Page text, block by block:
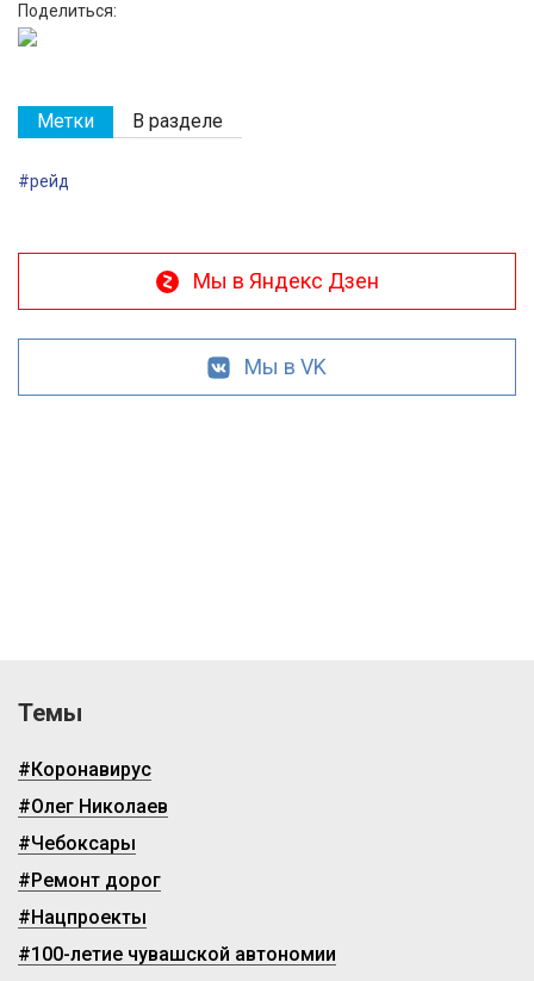
Поделиться:
Метки В разделе
#рейд
Мы в Яндекс Дзен
Мы в VK
Темы
#Коронавирус
#Олег Николаев
#Чебоксары
#Ремонт дорог
#Нацпроекты
#100-летие чувашской автономии